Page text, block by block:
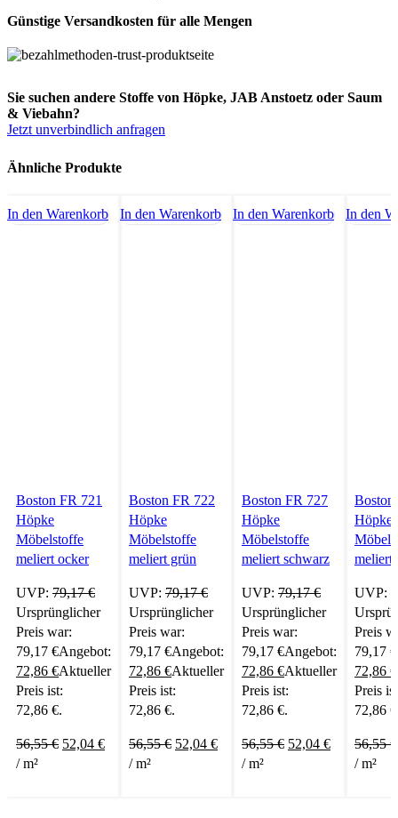
Günstige Versandkosten für alle Mengen
Sie suchen andere Stoffe von Höpke, JAB Anstoetz oder Saum
& Viebahn?
Jetzt unverbindlich anfragen
Ähnliche Produkte
-8%
In den Warenkorb
Boston FR 721
Höpke
Möbelstoffe
meliert ocker
UVP: 79,17€
Ursprünglicher
Preis war:
79,17 €Angebot:
72,86 €Aktueller
Preis ist:
72,86 €.
56,55€ 52,04 €
/m²
-8%
In den Warenkorb
Boston FR 722
Höpke
Möbelstoffe
meliert grün
UVP: 79,17€
Ursprünglicher
Preis war:
79,17 €Angebot:
72,86 €Aktueller
Preis ist:
72,86 €.
56,55€ 52,04 €
/m²
-8%
In den Warenkorb
Boston FR 727
Höpke
Möbelstoffe
meliert schwarz
UVP: 79,17€
Ursprünglicher
Preis war:
79,17 €Angebot:
72,86 €Aktueller
Preis ist:
72,86 €.
56,55€ 52,04 €
/m²
-8%
In den
Boston
Höpke
meliert
UVP:
Preis
79,17 €
72,86 €
Preis
72,86
56,55€
/m²